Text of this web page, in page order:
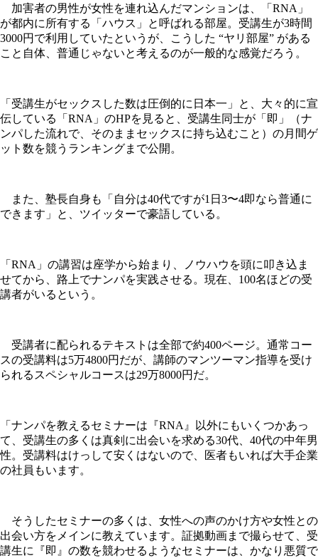
加害者の男性が女性を連れ込んだマンションは、「RNA」
が都内に所有する「ハウス」と呼ばれる部屋。受講生が3時間
3000円で利用していたというが、こうした “ヤリ部屋” がある
こと自体、普通じゃないと考えるのが一般的な感覚だろう。
「受講生がセックスした数は圧倒的に日本一」と、大々的に宣
伝している「RNA」のHPを見ると、受講生同士が「即」（ナ
ンパした流れで、そのままセックスに持ち込むこと）の月間ゲ
ット数を競うランキングまで公開。
また、塾長自身も「自分は40代ですが1日3〜4即なら普通に
できます」と、ツイッターで豪語している。
「RNA」の講習は座学から始まり、ノウハウを頭に叩き込ま
せてから、路上でナンパを実践させる。現在、100名ほどの受
講者がいるという。
受講者に配られるテキストは全部で約400ページ。通常コー
スの受講料は5万4800円だが、講師のマンツーマン指導を受け
られるスペシャルコースは29万8000円だ。
「ナンパを教えるセミナーは『RNA』以外にもいくつかあっ
て、受講生の多くは真剣に出会いを求める30代、40代の中年男
性。受講料はけっして安くはないので、医者もいれば大手企業
の社員もいます。
そうしたセミナーの多くは、女性への声のかけ方や女性との
出会い方をメインに教えています。証拠動画まで撮らせて、受
講生に『即』の数を競わせるようなセミナーは、かなり悪質で